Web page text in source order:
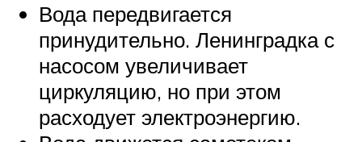
Вода передвигается
принудительно. Ленинградка с
насосом увеличивает
циркуляцию, но при этом
расходует электроэнергию.